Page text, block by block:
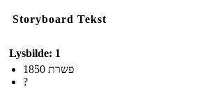
Storyboard Tekst
Lysbilde: 1
פשרת 1850
?